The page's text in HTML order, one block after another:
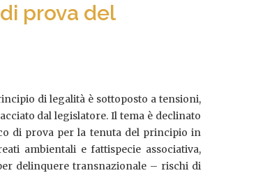
prova del
di legalità è sottoposto a tensioni,
dal legislatore. Il tema è declinato
di prova per la tenuta del principio in
ambientali e fattispecie associativa,
delinquere transnazionale – rischi di